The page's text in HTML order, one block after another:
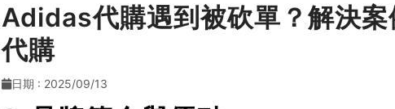
Adidas代購遇到被砍單？解決
代購
日期 : 2025/09/13